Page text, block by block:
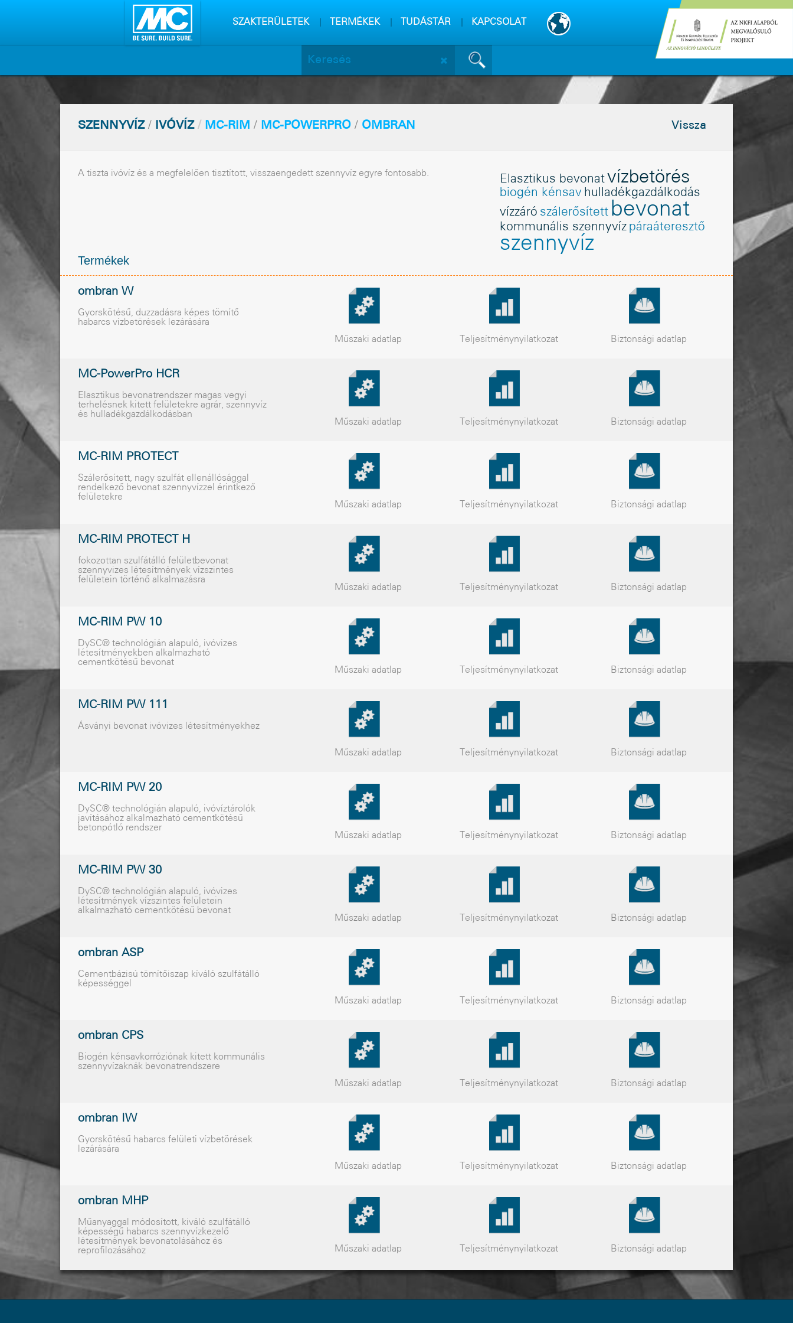
SZAKTERÜLETEK
TERMÉKEK TUDÁSTÁR KAPCSOLAT
SZENNYVÍZ/ IVÓVÍZ/ MC-RIM / MC-POWERPRO / OMBRAN Vissza
A tiszta ivóvíz és a megfelelõen tisztított, visszaengedett szennyvíz egyre fontosabb.
Elasztikus bevonat vízbetörés
biogén kénsav hulladékgazdálkodás
vízzáró szálerõsített bevonat
kommunális szennyvíz páraáteresztõ
szennyvíz
Termékek
ombran W
Gyorskötésû, duzzadásra képes tömítõ
habarcs vízbetörések lezárására
Műszaki adatlap Teljesítménynyilatkozat Biztonsági adatlap
MC-PowerPro HCR
Elasztikus bevonatrendszer magas vegyi
terhelésnek kitett felületekre agrár, szennyvíz
és hulladékgazdálkodásban
Műszaki adatlap Teljesítménynyilatkozat Biztonsági adatlap
MC-RIM PROTECT
Szálerõsített, nagy szulfát ellenállósággal
rendelkezõ bevonat szennyvízzel érintkezõ
felületekre
Műszaki adatlap Teljesítménynyilatkozat Biztonsági adatlap
MC-RIM PROTECT H
fokozottan szulfátálló felületbevonat
szennyvizes létesítmények vízszintes
felületein történõ alkalmazásra
Műszaki adatlap Teljesítménynyilatkozat Biztonsági adatlap
MC-RIM PW 10
DySC® technológián alapuló, ivóvizes
létesítményekben alkalmazható
cementkötésû bevonat
Műszaki adatlap Teljesítménynyilatkozat Biztonsági adatlap
MC-RIM PW 111
Ásványi bevonat ivóvizes létesítményekhez
Műszaki adatlap Teljesítménynyilatkozat Biztonsági adatlap
MC-RIM PW 20
DySC® technológián alapuló, ivóvíztárolók
javításához alkalmazható cementkötésû
betonpótló rendszer
Műszaki adatlap Teljesítménynyilatkozat Biztonsági adatlap
MC-RIM PW 30
DySC® technológián alapuló, ivóvizes
létesítmények vízszintes felületein
alkalmazható cementkötésû bevonat
Műszaki adatlap Teljesítménynyilatkozat Biztonsági adatlap
ombran ASP
Cementbázisú tömítõiszap kíváló szulfátálló
képességgel
Műszaki adatlap Teljesítménynyilatkozat Biztonsági adatlap
ombran CPS
Biogén kénsavkorróziónak kitett kommunális
szennyvízaknák bevonatrendszere
Műszaki adatlap Teljesítménynyilatkozat Biztonsági adatlap
ombran IW
Gyorskötésû habarcs felületi vízbetörések
lezárására
Műszaki adatlap Teljesítménynyilatkozat Biztonsági adatlap
ombran MHP
Mûanyaggal módosított, kiváló szulfátálló
képességû habarcs szennyvízkezelõ
létesítmények bevonatolásához és
reprofilozásához
Műszaki adatlap Teljesítménynyilatkozat Biztonsági adatlap